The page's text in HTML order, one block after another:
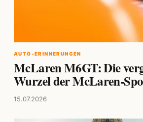
AUTO-ERINNERUNGEN
McLaren M6GT: Die
Wurzel der McLaren-
15.07.2026